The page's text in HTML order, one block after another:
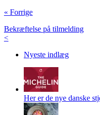
« Forrige
Bekræftelse på tilmelding
<
Nyeste indlæg
Her er de nye danske